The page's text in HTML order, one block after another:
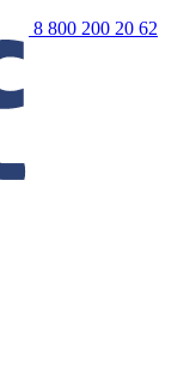
8 800 200 20 62